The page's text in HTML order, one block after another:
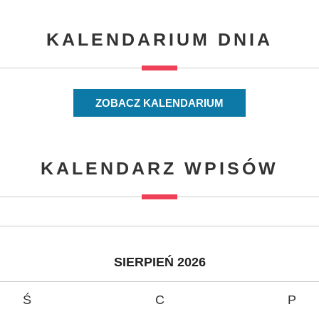
KALENDARIUM DNIA
ZOBACZ KALENDARIUM
KALENDARZ WPISÓW
SIERPIEŃ 2026
Ś C P